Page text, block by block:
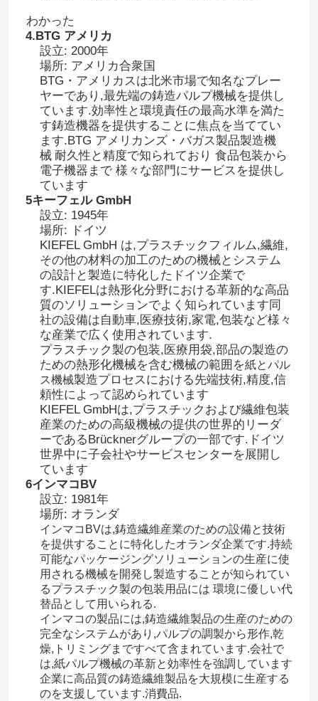
ホーム
製品
企業情報
会社案内
品質管理
お問い合わせ
見積依頼
形成されたパルプ機械
形成テーブルウェア機械をパルプにしなさい
バガスのパルプの成形機
わかった
4.BTG アメリカ
設立: 2000年
場所: アメリカ合衆国
BTG・アメリカスは北米市場で知名なプレー
ヤーであり,最先端の鋳造パルプ機械を提供し
ています.効率性と環境責任の最高水準を満た
す鋳造機器を提供することに焦点を当ててい
ます.BTG アメリカンズ・バガス製品製造機
械 耐久性と精度で知られており 食品包装から
電子機器まで 様々な部門にサービスを提供し
ています
5キーフェル GmbH
設立: 1945年
場所: ドイツ
KIEFEL GmbH は,プラスチックフィルム,繊維,
その他の材料の加工のための機械とシステム
の設計と製造に特化したドイツ企業で
す.KIEFELは熱形化分野における革新的な高品
質のソリューションでよく知られています同
社の設備は自動車,医療技術,家電,包装など様々
な産業で広く使用されています.
プラスチック製の包装,医療用袋,部品の製造の
ための熱形化機械を含む機械の範囲を紙とパル
ス機械製造プロセスにおける先端技術,精度,信
頼性によって認められています
KIEFEL GmbHは,プラスチックおよび繊維包装
産業のための高級機械の提供の世界的リーダ
ーであるBrücknerグループの一部です.ドイツ
世界中に子会社やサービスセンターを展開し
ています
6インマコBV
設立: 1981年
場所: オランダ
インマコBVは,鋳造繊維産業のための設備と技術
を提供することに特化したオランダ企業です.持続
可能なパッケージングソリューションの生産に使
用される機械を開発し製造することが知られてい
るプラスチック製の包装用品には 環境に優しい代
替品として用いられる.
インマコの製品には,鋳造繊維製品の生産のための
完全なシステムがあり,パルプの調製から形作,乾
燥,トリミングまですべて含まれています.会社で
は,紙パルプ機械の革新と効率性を強調しています
企業に高品質の鋳造繊維製品を大規模に生産する
のを支援しています.消費品.